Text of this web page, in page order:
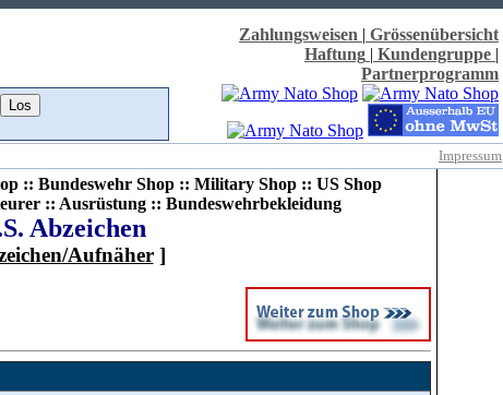
Zahlungsweisen | Grössenübersicht
Haftung | Kundengruppe |
Partnerprogramm
Impressum
:: Bundeswehr Shop :: Military Shop :: US Shop
:: Ausrüstung :: Bundeswehrbekleidung
Abzeichen
Aufnäher]